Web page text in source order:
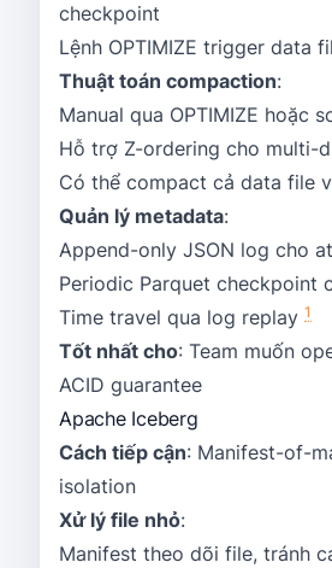
checkpoint
Lệnh OPTIMIZE trigger data
Thuật toán compaction:
Manual qua OPTIMIZE hoặc
Hỗ trợ Z-ordering cho multi-
Có thể compact cả data file
Quản lý metadata:
Append-only JSON log cho
Periodic Parquet checkpoint
Time travel qua log replay 1
Tốt nhất cho: Team muốn
ACID guarantee
Apache Iceberg
Cách tiếp cận: Manifest-of-
isolation
Xử lý file nhỏ:
Manifest theo dõi file, tránh